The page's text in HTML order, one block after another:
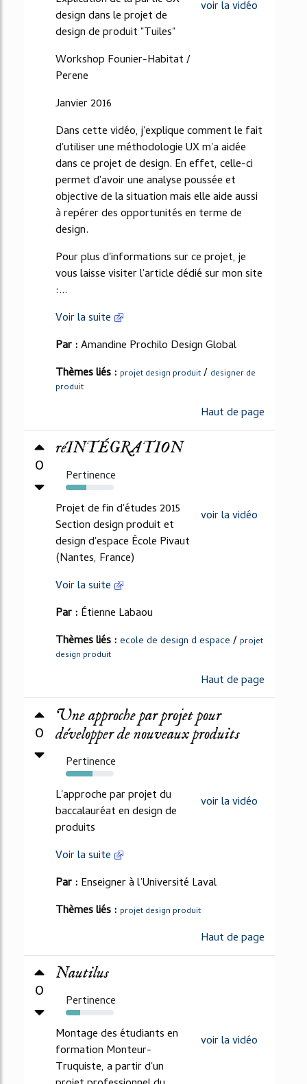
voir la vidéo
design dans le projet de
design de produit "Tuiles"
Workshop Founier-Habitat /
Perene
Janvier 2016
Dans cette vidéo, j'explique comment le fait
d'utiliser une méthodologie UX m'a aidée
dans ce projet de design. En effet, celle-ci
permet d'avoir une analyse poussée et
objective de la situation mais elle aide aussi
à repérer des opportunités en terme de
design.
Pour plus d'informations sur ce projet, je
vous laisse visiter l'article dédié sur mon site
:...
Voir la suite
Par :Amandine Prochilo Design Global
Thèmes liés : projet design produit / designer de
produit
Haut de page
0
réINTÉGRATION
Pertinence
43%
voir la vidéo
Projet de fin d'études 2015
Section design produit et
design d'espace École Pivaut
(Nantes, France)
Voir la suite
Par : Étienne Labaou
Thèmes liés : ecole de design d espace / projet
design produit
Haut de page
0
Une approche par projet pour
développer de nouveaux produits
Pertinence
56%
voir la vidéo
L'approche par projet du
baccalauréat en design de
produits
Voir la suite
Par : Enseigner à l’Université Laval
Thèmes liés : projet design produit
Haut de page
0
Nautilus
Pertinence
30%
voir la vidéo
Montage des étudiants en
formation Monteur-
Truquiste, a partir d'un